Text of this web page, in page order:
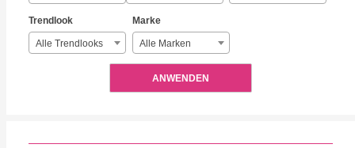
Trendlook
Alle Trendlooks
Marke
Alle Marken
ANWENDEN